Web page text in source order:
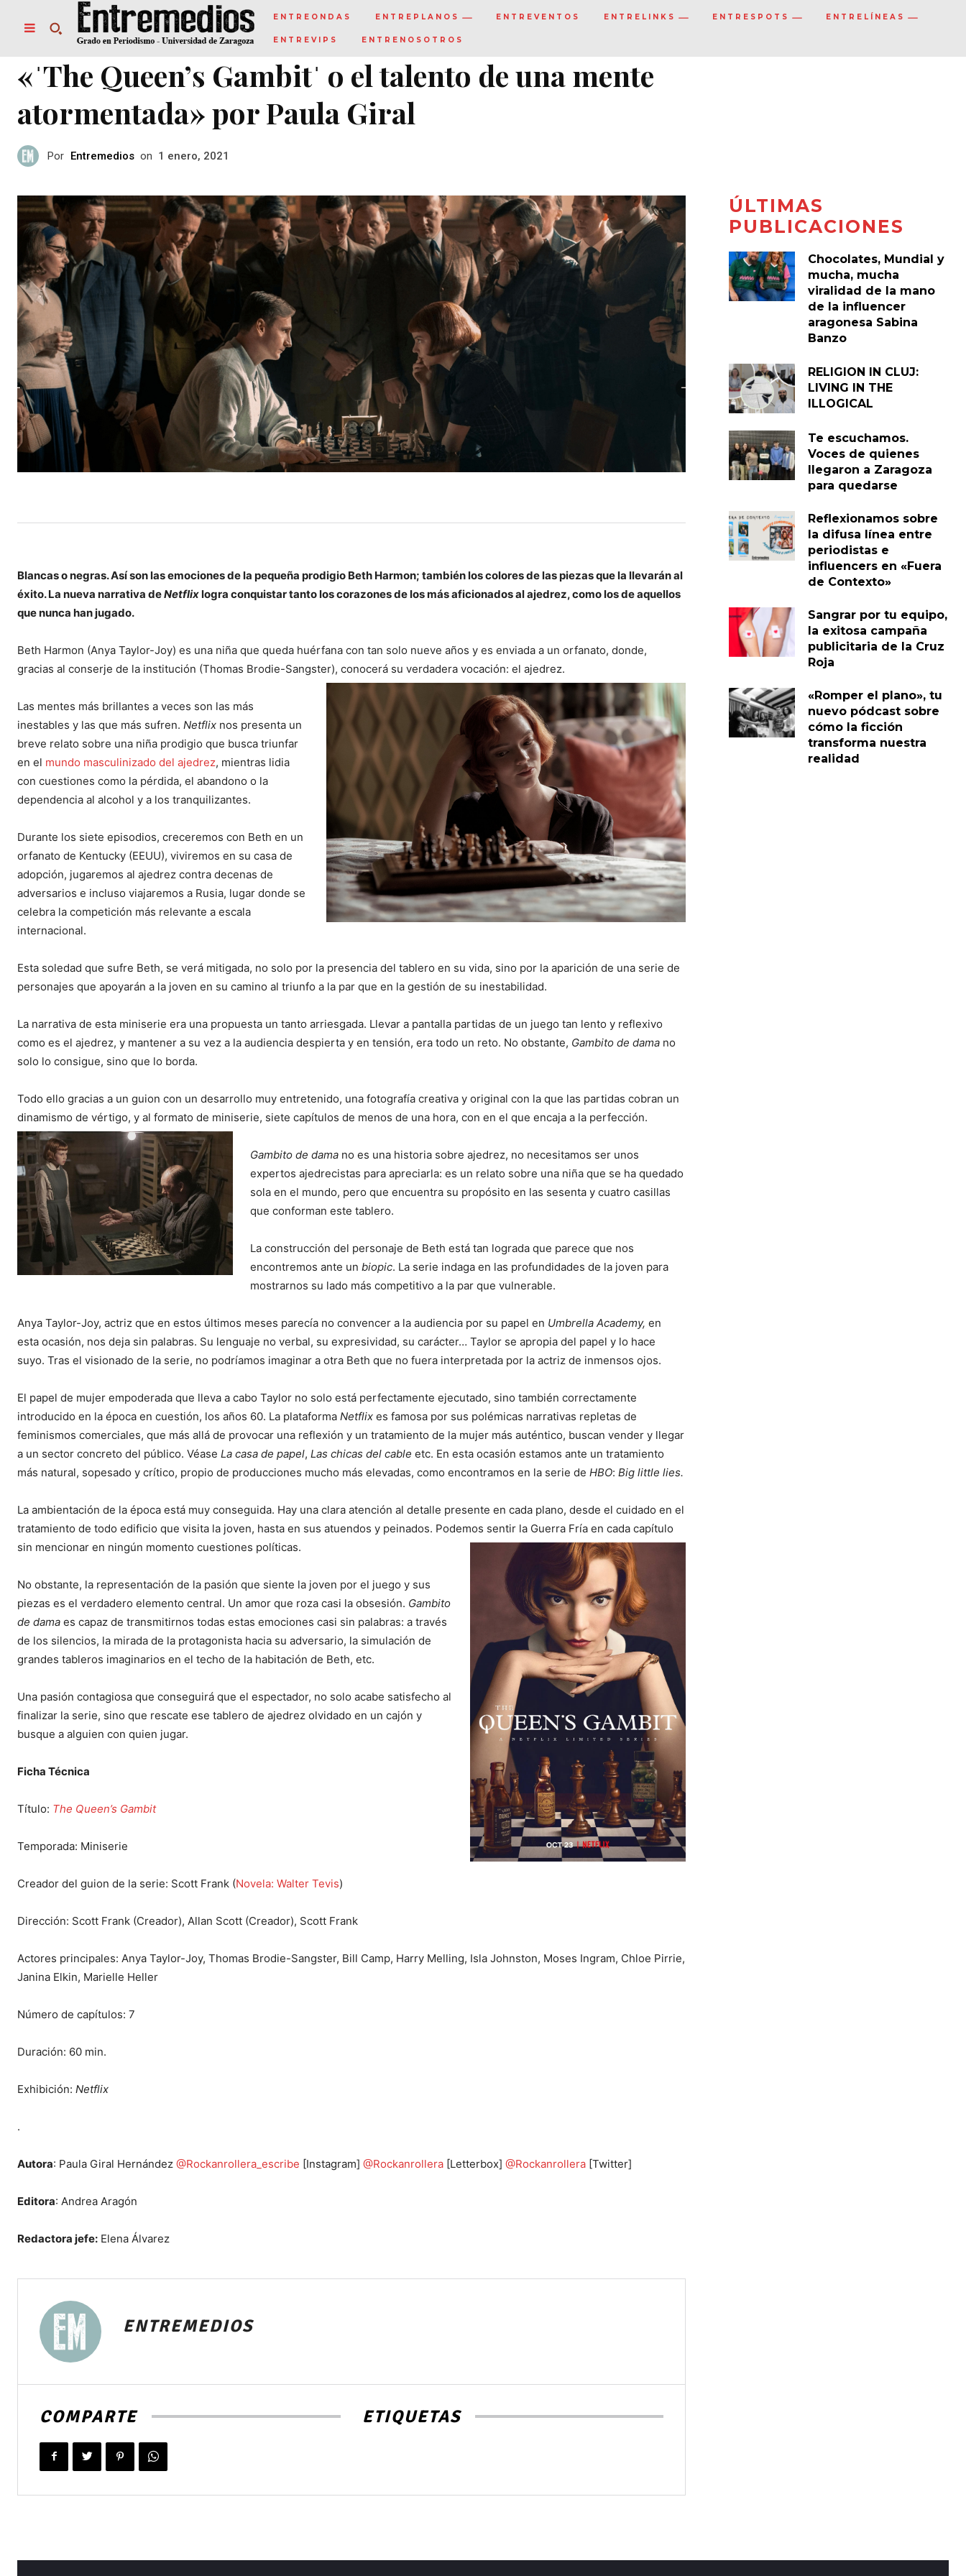
ENTREONDAS ENTREPLANOS ENTREVENTOS ENTRELINKS ENTRESPOTS ENTRELÍNEAS
ENTREVIPS ENTRENOSOTROS
«ˈThe Queen’s Gambitˈ o el talento de una mente
atormentada» por Paula Giral
Por Entremedios on 1 enero, 2021
Blancas o negras. Así son las emociones de la pequeña prodigio Beth Harmon; también los colores de las piezas que la llevarán al
éxito. La nueva narrativa deNetflixlogra conquistar tanto los corazones de los más aficionados al ajedrez, como los de aquellos
que nunca han jugado.
Beth Harmon (Anya Taylor-Joy) es una niña que queda huérfana con tan solo nueve años y es enviada a un orfanato, donde,
gracias al conserje de la institución (Thomas Brodie-Sangster), conocerá su verdadera vocación: el ajedrez.
Las mentes más brillantes a veces son las más
inestables y las que más sufren. Netflix nos presenta un
breve relato sobre una niña prodigio que busca triunfar
en el mundo masculinizado del ajedrez, mientras lidia
con cuestiones como la pérdida, el abandono o la
dependencia al alcohol y a los tranquilizantes.
Durante los siete episodios, creceremos con Beth en un
orfanato de Kentucky (EEUU), viviremos en su casa de
adopción, jugaremos al ajedrez contra decenas de
adversarios e incluso viajaremos a Rusia, lugar donde se
celebra la competición más relevante a escala
internacional.
Esta soledad que sufre Beth, se verá mitigada, no solo por la presencia del tablero en su vida, sino por la aparición de una serie de
personajes que apoyarán a la joven en su camino al triunfo a la par que en la gestión de su inestabilidad.
La narrativa de esta miniserie era una propuesta un tanto arriesgada. Llevar a pantalla partidas de un juego tan lento y reflexivo
como es el ajedrez, y mantener a su vez a la audiencia despierta y en tensión, era todo un reto. No obstante, Gambito de dama no
solo lo consigue, sino que lo borda.
Todo ello gracias a un guion con un desarrollo muy entretenido, una fotografía creativa y original con la que las partidas cobran un
dinamismo de vértigo, y al formato de miniserie, siete capítulos de menos de una hora, con en el que encaja a la perfección.
Gambito de dama no es una historia sobre ajedrez, no necesitamos ser unos
expertos ajedrecistas para apreciarla: es un relato sobre una niña que se ha quedado
sola en el mundo, pero que encuentra su propósito en las sesenta y cuatro casillas
que conforman este tablero.
La construcción del personaje de Beth está tan lograda que parece que nos
encontremos ante un biopic. La serie indaga en las profundidades de la joven para
mostrarnos su lado más competitivo a la par que vulnerable.
Anya Taylor-Joy, actriz que en estos últimos meses parecía no convencer a la audiencia por su papel en Umbrella Academy, en
esta ocasión, nos deja sin palabras. Su lenguaje no verbal, su expresividad, su carácter… Taylor se apropia del papel y lo hace
suyo. Tras el visionado de la serie, no podríamos imaginar a otra Beth que no fuera interpretada por la actriz de inmensos ojos.
El papel de mujer empoderada que lleva a cabo Taylor no solo está perfectamente ejecutado, sino también correctamente
introducido en la época en cuestión, los años 60. La plataforma Netflix es famosa por sus polémicas narrativas repletas de
feminismos comerciales, que más allá de provocar una reflexión y un tratamiento de la mujer más auténtico, buscan vender y llegar
a un sector concreto del público. Véase La casa de papel, Las chicas del cable etc. En esta ocasión estamos ante un tratamiento
más natural, sopesado y crítico, propio de producciones mucho más elevadas, como encontramos en la serie de HBO: Big little lies.
La ambientación de la época está muy conseguida. Hay una clara atención al detalle presente en cada plano, desde el cuidado en el
tratamiento de todo edificio que visita la joven, hasta en sus atuendos y peinados. Podemos sentir la Guerra Fría en cada capítulo
sin mencionar en ningún momento cuestiones políticas.
No obstante, la representación de la pasión que siente la joven por el juego y sus
piezas es el verdadero elemento central. Un amor que roza casi la obsesión. Gambito
de dama es capaz de transmitirnos todas estas emociones casi sin palabras: a través
de los silencios, la mirada de la protagonista hacia su adversario, la simulación de
grandes tableros imaginarios en el techo de la habitación de Beth, etc.
Una pasión contagiosa que conseguirá que el espectador, no solo acabe satisfecho al
finalizar la serie, sino que rescate ese tablero de ajedrez olvidado en un cajón y
busque a alguien con quien jugar.
Ficha Técnica
Título: The Queen’s Gambit
Temporada: Miniserie
Creador del guion de la serie: Scott Frank (Novela: Walter Tevis)
Dirección: Scott Frank (Creador), Allan Scott (Creador), Scott Frank
Actores principales: Anya Taylor-Joy, Thomas Brodie-Sangster, Bill Camp, Harry Melling, Isla Johnston, Moses Ingram, Chloe Pirrie,
Janina Elkin, Marielle Heller
Número de capítulos: 7
Duración: 60 min.
Exhibición: Netflix
.
Autora: Paula Giral Hernández @Rockanrollera_escribe [Instagram] @Rockanrollera [Letterbox] @Rockanrollera [Twitter]
Editora: Andrea Aragón
Redactora jefe: Elena Álvarez
ENTREMEDIOS
COMPARTE ETIQUETAS
ÚLTIMAS
PUBLICACIONES
Chocolates, Mundial y
mucha, mucha
viralidad de la mano
de la influencer
aragonesa Sabina
Banzo
RELIGION IN CLUJ:
LIVING IN THE
ILLOGICAL
Te escuchamos.
Voces de quienes
llegaron a Zaragoza
para quedarse
Reflexionamos sobre
la difusa línea entre
periodistas e
influencers en «Fuera
de Contexto»
Sangrar por tu equipo,
la exitosa campaña
publicitaria de la Cruz
Roja
«Romper el plano», tu
nuevo pódcast sobre
cómo la ficción
transforma nuestra
realidad